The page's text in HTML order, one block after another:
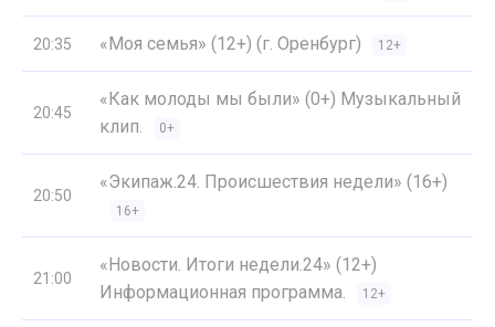
20:35 «Моя семья» (12+) (г. Оренбург) 12+
20:45
«Как молоды мы были» (0+) Музыкальный
клип.
0+
20:50
«Экипаж.24. Происшествия недели» (16+)
16+
21:00
«Новости. Итоги недели.24» (12+)
Информационная программа.
12+